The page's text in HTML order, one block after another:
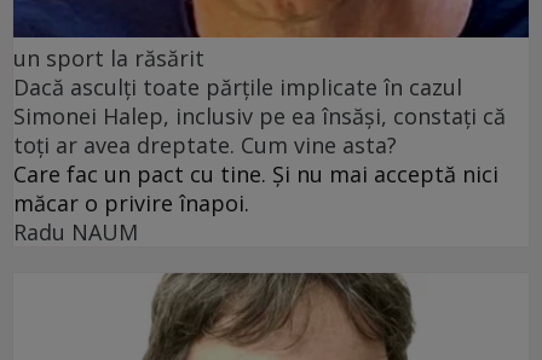
un sport la răsărit
Dacă asculți toate părțile implicate în cazul
Simonei Halep, inclusiv pe ea însăși, constați că
toți ar avea dreptate. Cum vine asta?
Care fac un pact cu tine. Și nu mai acceptă nici
măcar o privire înapoi.
Radu NAUM